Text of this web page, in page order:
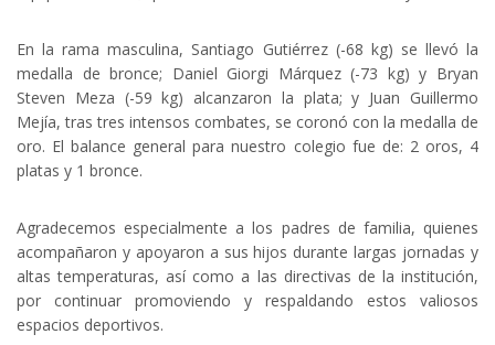
En la rama masculina, Santiago Gutiérrez (-68 kg) se llevó la
medalla de bronce; Daniel Giorgi Márquez (-73 kg) y Bryan
Steven Meza (-59 kg) alcanzaron la plata; y Juan Guillermo
Mejía, tras tres intensos combates, se coronó con la medalla de
oro. El balance general para nuestro colegio fue de: 2 oros, 4
platas y 1 bronce.
Agradecemos especialmente a los padres de familia, quienes
acompañaron y apoyaron a sus hijos durante largas jornadas y
altas temperaturas, así como a las directivas de la institución,
por continuar promoviendo y respaldando estos valiosos
espacios deportivos.